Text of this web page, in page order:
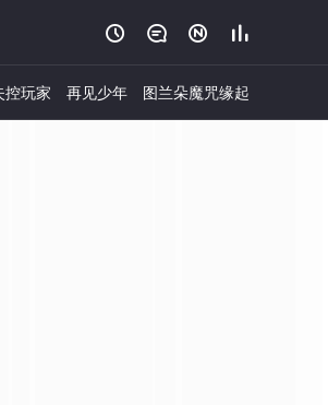
   
控玩家 再见少年 图兰朵魔咒缘起